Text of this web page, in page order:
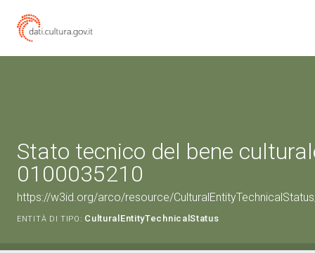
Stato tecnico del bene
0100035210
https://w3id.org/arco/resource/
ENTITÀ DI TIPO: CulturalEntityTechnicalStatus